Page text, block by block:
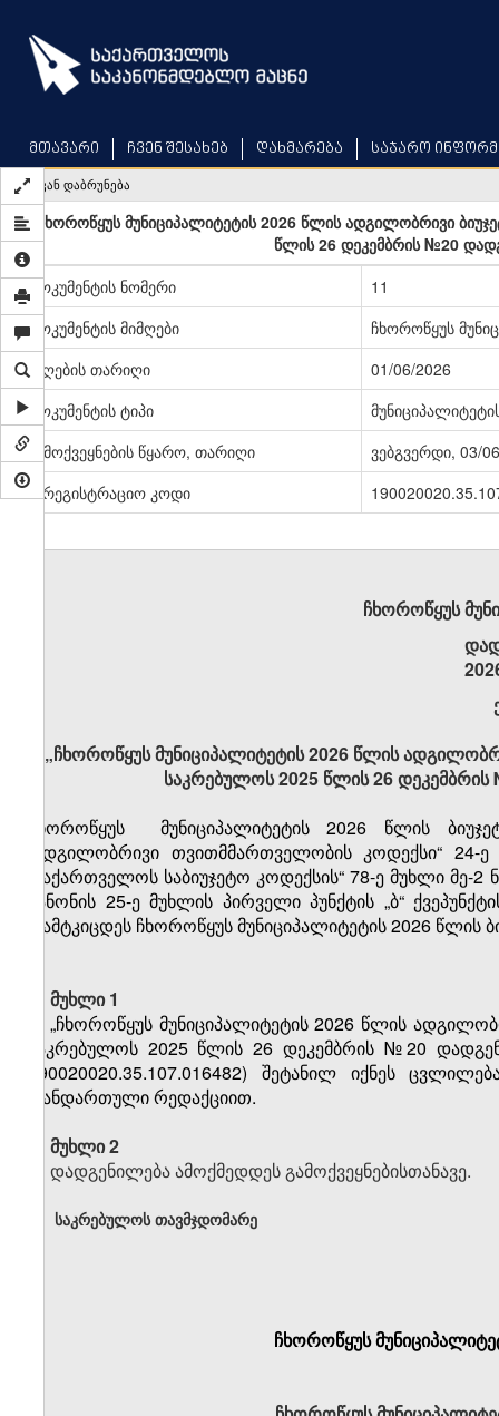
main
content
მთავარი ჩვენ შესახებ დახმარება საჯარო
უკან დაბრუნება
„ჩხოროწყუს მუნიციპალიტეტის 2026 წლის ადგილობრივი
წლის 26 დეკემბრის №20
დოკუმენტის ნომერი
11
დოკუმენტის მიმღები
ჩხოროწყუს
მიღების თარიღი
01/06/2026
დოკუმენტის ტიპი
გამოქვეყნების წყარო, თარიღი
ვებგვერდი, 03/
სარეგისტრაციო კოდი
ჩხოროწყუს
„ჩხოროწყუს მუნიციპალიტეტის 2026 წლის
საკრებულოს 2025 წლის 26
ჩხოროწყუს მუნიციპალიტეტის 2026 წლის
„ადგილობრივი თვითმმართველობის კოდექსი“ 24-
„საქართველოს საბიუჯეტო კოდექსის“ 78-ე მუხლი
კანონის 25-ე მუხლის პირველი პუნქტის „ბ“
დამტკიცდეს ჩხოროწყუს მუნიციპალიტეტის 2026
მუხლი 1
„ჩხოროწყუს მუნიციპალიტეტის 2026 წლის
საკრებულოს 2025 წლის 26 დეკემბრის №20
190020020.35.107.016482) შეტანილ იქნეს
თანდართული რედაქციით.
მუხლი 2
დადგენილება ამოქმედდეს გამოქვეყნებისთანავე.
საკრებულოს თავმჯდომარე
ჩხოროწყუს